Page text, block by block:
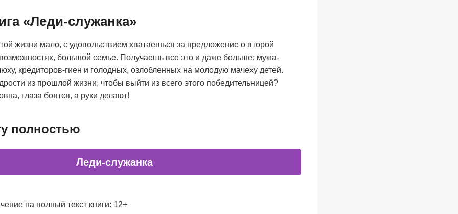
«Леди-служанка»
жизни мало, с удовольствием хватаешься за предложение о второй
большой семье. Получаешь все это и даже больше: мужа-
кредиторов-гиен и голодных, озлобленных на молодую мачеху детей.
из прошлой жизни, чтобы выйти из всего этого победительницей?
глаза боятся, а руки делают!
полностью
Леди-служанка
на полный текст книги: 12+